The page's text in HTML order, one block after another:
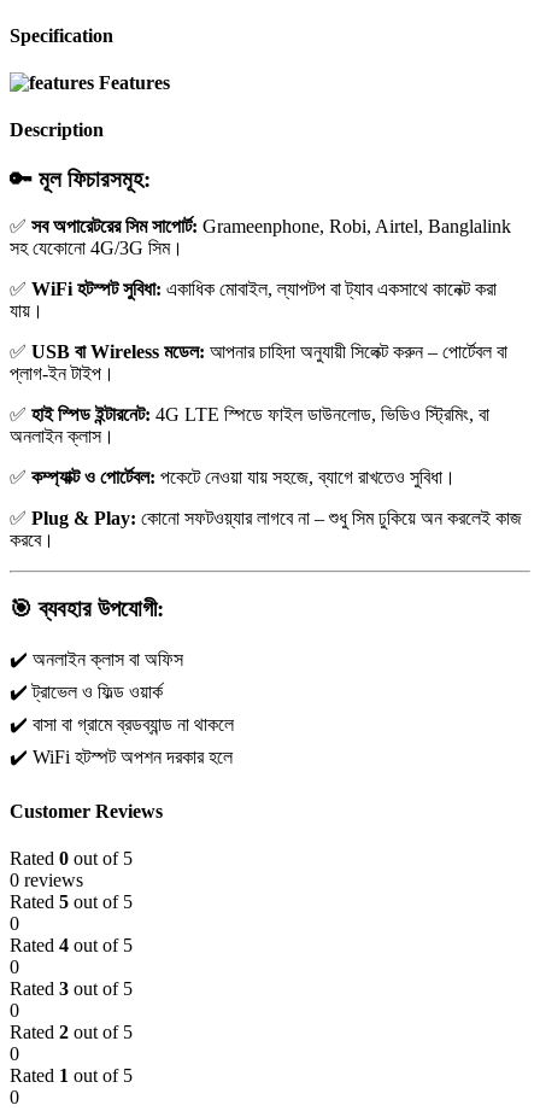
Specification
Features
Description
🔑 মূল ফিচারসমূহ:
✅ সব অপারেটরের সিম সাপোর্ট: Grameenphone, Robi, Airtel, Banglalink
সহ যেকোনো 4G/3G সিম।
✅ WiFi হটস্পট সুবিধা: একাধিক মোবাইল, ল্যাপটপ বা ট্যাব একসাথে কানেক্ট করা
যায়।
✅ USB বা Wireless মডেল: আপনার চাহিদা অনুযায়ী সিলেক্ট করুন – পোর্টেবল বা
প্লাগ-ইন টাইপ।
✅ হাই স্পিড ইন্টারনেট: 4G LTE স্পিডে ফাইল ডাউনলোড, ভিডিও স্ট্রিমিং, বা
অনলাইন ক্লাস।
✅ কম্প্যাক্ট ও পোর্টেবল: পকেটে নেওয়া যায় সহজে, ব্যাগে রাখতেও সুবিধা।
✅ Plug & Play: কোনো সফটওয়্যার লাগবে না – শুধু সিম ঢুকিয়ে অন করলেই কাজ
করবে।
🎯ব্যবহার উপযোগী:
✔️ অনলাইন ক্লাস বা অফিস
✔️ ট্রাভেল ও ফিল্ড ওয়ার্ক
✔️ বাসা বা গ্রামে ব্রডব্যান্ড না থাকলে
✔️ WiFi হটস্পট অপশন দরকার হলে
Customer Reviews
Rated 0 out of 5
0 reviews
Rated 5 out of 5
0
Rated 4 out of 5
0
Rated 3 out of 5
0
Rated 2 out of 5
0
Rated 1 out of 5
0